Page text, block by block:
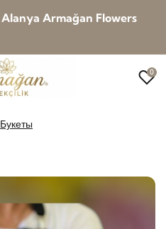
Alanya Armağan Flowers
0
Букеты